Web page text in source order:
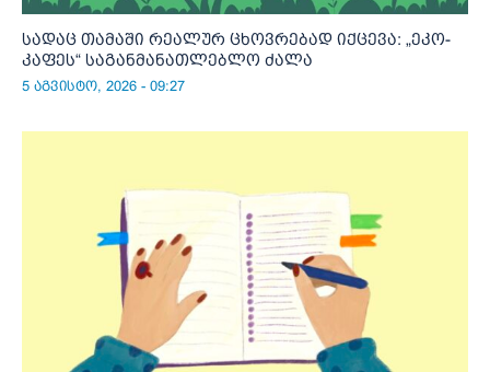
სადაც თამაში რეალურ ცხოვრებად იქცევა: „ეკო-
კაფეს“ საგანმანათლებლო ძალა
5 აგვისტო, 2026 - 09:27